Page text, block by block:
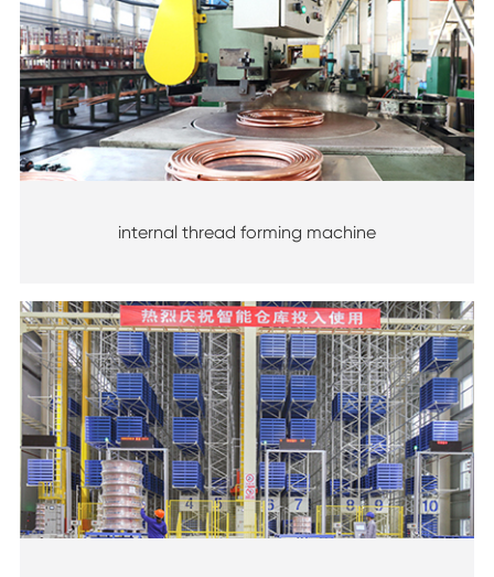
internal thread forming machine